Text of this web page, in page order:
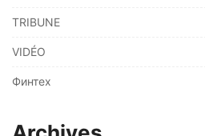
TRIBUNE
VIDÉO
Финтех